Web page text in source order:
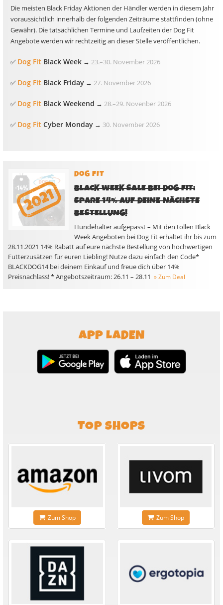
Die meisten Black Friday Aktionen der Händler werden in diesem Jahr
voraussichtlich innerhalb der folgenden Zeiträume stattfinden (ohne
Gewähr). Die tatsächlichen Termine und Laufzeiten der Dog Fit
Angebote werden wir rechtzeitig an dieser Stelle veröffentlichen.
✅ Dog Fit Black Week → 23.–30. November 2026
✅ Dog Fit Black Friday → 27. November 2026
✅ Dog Fit Black Weekend → 28.–29. Novenber 2026
✅ Dog Fit Cyber Monday → 30. November 2026
DOG FIT
BLACK WEEK SALE BEI DOG FIT:
SPARE 14% AUF DEINE NÄCHSTE
BESTELLUNG!
Hundehalter aufgepasst – Mit den tollen Black
Week Angeboten bei Dog Fit erhaltet ihr bis zum
28.11.2021 14% Rabatt auf eure nächste Bestellung von hochwertigen
Futterzusätzen für euren Liebling! Nutze dazu einfach den Code*
BLACKDOG14 bei deinem Einkauf und freue dich über 14%
Preisnachlass! * Angebotszeitraum: 26.11 – 28.11 » Zum Deal
APP LADEN
TOP SHOPS
Zum Shop Zum Shop